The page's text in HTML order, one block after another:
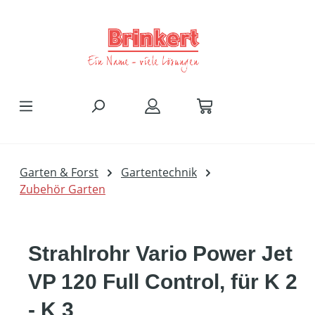
Garten & Forst
Gartentechnik
Zubehör Garten
Strahlrohr Vario Power Jet
VP 120 Full Control, für K 2
- K 3